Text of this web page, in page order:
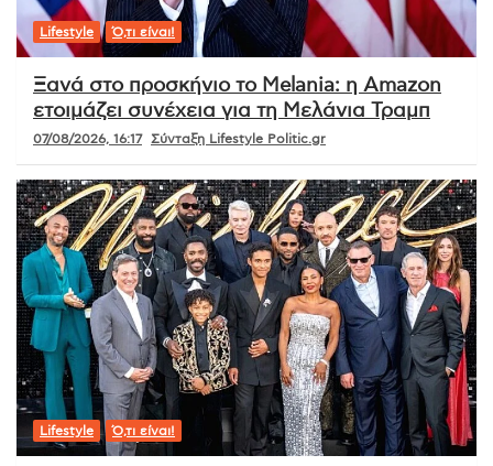
Lifestyle Ό,τι είναι!
Ξανά στο προσκήνιο το Melania: η Amazon
ετοιμάζει συνέχεια για τη Μελάνια Τραμπ
07/08/2026, 16:17 Σύνταξη Lifestyle Politic.gr
Lifestyle Ό,τι είναι!